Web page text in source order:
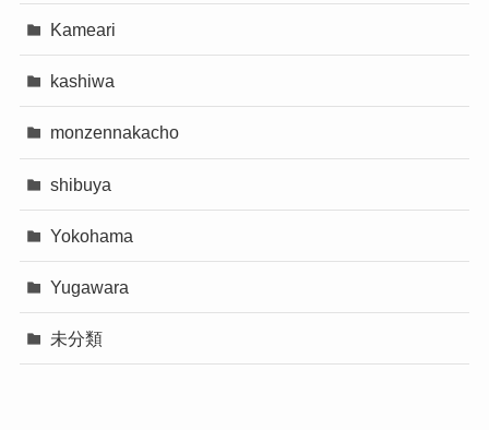
Kameari
kashiwa
monzennakacho
shibuya
Yokohama
Yugawara
未分類